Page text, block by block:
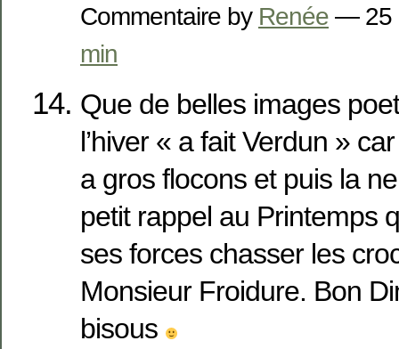
Commentaire by Renée — 25
min
Que de belles images
l’hiver « a fait Verdun »
a gros flocons et puis la
petit rappel au Printemps
ses forces chasser les
Monsieur Froidure. Bon
bisous